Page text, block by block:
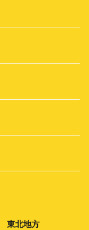
東北地方